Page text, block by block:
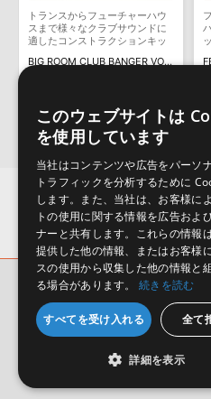
構成する全てのサウンドが、サ
保証するものではありません。
ダウンロード製品という性質上
しかねます。
トランスからフューチャーハウ
スまで様々なクラブサウンドに
適したコンストラクションキッ
BIG ROOM CLUB BANGER VOL 2
サンプルパック
会社概要 環境保護（CSR）への取り組み
サイト動作環境
利用規約 個人
このウェブサイトは
を使用しています
当社はコンテンツや広告をパーソ
トラフィックを分析するために
します。また、当社は、お客様に
トの使用に関する情報を広告およ
ナーと共有します。これらの情報
提供した他の情報、またはお客様
スの使用から収集した他の情報と
る場合があります。
続きを読む
すべてを受け入れる 全て
詳細を表示